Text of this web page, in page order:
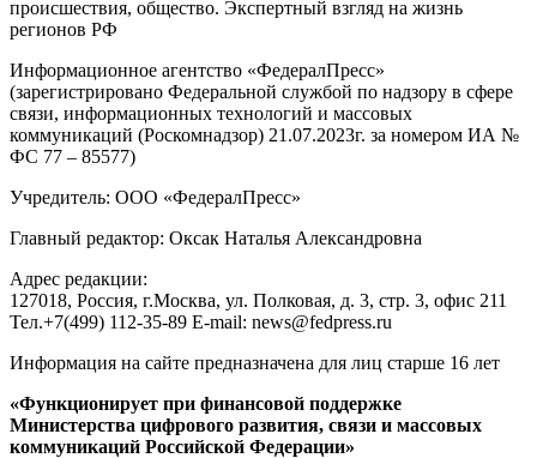
происшествия, общество. Экспертный взгляд на жизнь
регионов РФ
Информационное агентство «ФедералПресс»
(зарегистрировано Федеральной службой по надзору в сфере
связи, информационных технологий и массовых
коммуникаций (Роскомнадзор) 21.07.2023г. за номером ИА №
ФС 77 – 85577)
Учредитель: ООО «ФедералПресс»
Главный редактор: Оксак Наталья Александровна
Адрес редакции:
127018, Россия, г.Москва, ул. Полковая, д. 3, стр. 3, офис 211
Тел.+7(499) 112-35-89 E-mail: news@fedpress.ru
Информация на сайте предназначена для лиц старше 16 лет
«Функционирует при финансовой поддержке
Министерства цифрового развития, связи и массовых
коммуникаций Российской Федерации»